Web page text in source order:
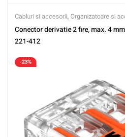
Cabluri si accesorii, Organizatoare si
Conector derivatie 2 fire, max. 4
221-412
-23%